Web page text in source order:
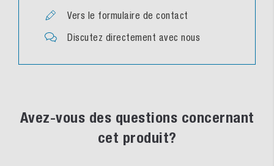
Vers le formulaire de contact
Discutez directement avec nous
Avez-vous des questions concernant
cet produit?